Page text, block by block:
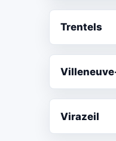
Trentels
Virazeil